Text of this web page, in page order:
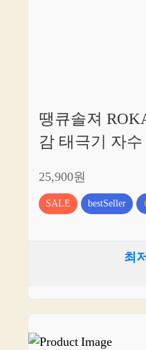
땡큐솔져
감 태극기 자
25,900원
SALE bestSeller
최